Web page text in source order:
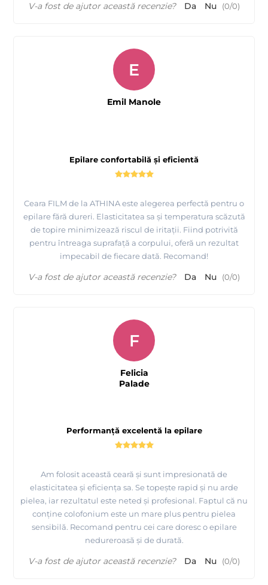
V-a fost de ajutor această recenzie? Da Nu (0/0)
Epilare confortabilă și eficientă
Ceara FILM de la ATHINA este alegerea perfectă pentru o
epilare fără dureri. Elasticitatea sa și temperatura scăzută
de topire minimizează riscul de iritații. Fiind potrivită
pentru întreaga suprafață a corpului, oferă un rezultat
impecabil de fiecare dată. Recomand!
E
Emil Manole
V-a fost de ajutor această recenzie? Da Nu (0/0)
Performanță excelentă la epilare
Am folosit această ceară și sunt impresionată de
elasticitatea și eficiența sa. Se topește rapid și nu arde
pielea, iar rezultatul este neted și profesional. Faptul că nu
conține colofonium este un mare plus pentru pielea
sensibilă. Recomand pentru cei care doresc o epilare
nedureroasă și de durată.
F
Felicia
Palade
V-a fost de ajutor această recenzie? Da Nu (0/0)